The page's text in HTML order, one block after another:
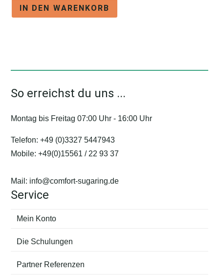
IN DEN WARENKORB
So erreichst du uns ...
Montag bis Freitag 07:00 Uhr - 16:00 Uhr
Telefon:+49 (0)3327 5447943
Mobile:+49(0)15561 / 22 93 37
Mail: info@comfort-sugaring.de
Service
Mein Konto
Die Schulungen
Partner Referenzen